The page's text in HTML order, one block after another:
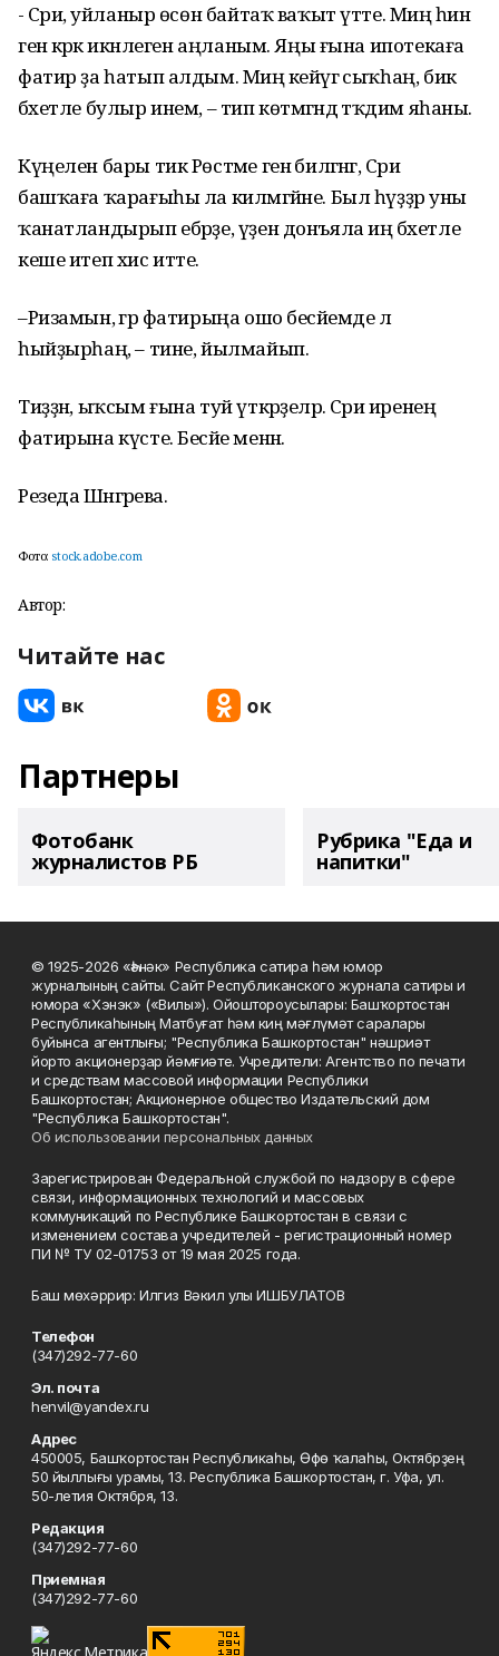
- Сәриә, уйланыр өсөн байтаҡ ваҡыт үтте. Миңә һин
генә кәрәк икәнлеген аңланым. Яңы ғына ипотекаға
фатир ҙа һатып алдым. Миңә кейәүгә сыҡһаң, бик
бәхетле булыр инем, – тип көтмәгәндә тәҡдим яһаны.
Күңелен бары тик Рөстәме генә биләгәнгә, Сәриә
башҡаға ҡарағыһы ла килмәгәйне. Был һүҙҙәр уны
ҡанатландырып ебәрҙе, үҙен донъяла иң бәхетле
кеше итеп хис итте.
–Ризамын, әгәр фатирыңа ошо бесәйемде лә
һыйҙырһаң, – тине, йылмайып.
Тиҙҙән, ыҡсым ғына туй үткәрҙеләр. Сәриә иренең
фатирына күсте. Бесәйе менән.
Резеда Шәнгәрәева.
Фото: stock.adobe.com
Автор:
Читайте нас
Партнеры
Фотобанк
журналистов РБ
Рубрика "Еда и
напитки"
© 1925-2026 «Һәнәк» Республика сатира һәм юмор
журналының сайты. Сайт Республиканского журнала сатиры и
юмора «Хэнэк» («Вилы»). Ойоштороусылары: Башҡортостан
Республикаһының Матбуғат һәм киң мәғлүмәт саралары
буйынса агентлығы; "Республика Башкортостан" нәшриәт
йорто акционерҙар йәмғиәте. Учредители: Агентство по печати
и средствам массовой информации Республики
Башкортостан; Акционерное общество Издательский дом
"Республика Башкортостан".
Об использовании персональных данных
Зарегистрирован Федеральной службой по надзору в сфере
связи, информационных технологий и массовых
коммуникаций по Республике Башкортостан в связи с
изменением состава учредителей - регистрационный номер
ПИ № ТУ 02-01753 от 19 мая 2025 года.
Баш мөхәррир: Илгиз Вәкил улы ИШБУЛАТОВ
Телефон
(347)292-77-60
Эл. почта
henvil@yandex.ru
Адрес
450005, Башҡортостан Республикаһы, Өфө ҡалаһы, Октябрҙең
50 йыллығы урамы, 13. Республика Башкортостан, г. Уфа, ул.
50-летия Октября, 13.
Редакция
(347)292-77-60
Приемная
(347)292-77-60